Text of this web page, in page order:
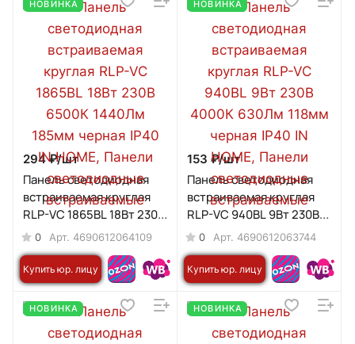
НОВИНКА
294 ₽/шт
Панель светодиодная
встраиваемая круглая
RLP-VC 1865BL 18Вт 230В
6500К 1440Лм 185мм
черная IP40 IN HOME
0 Арт. 4690612064109
Купить юр. лицу
НОВИНКА
153 ₽/шт
Панель светодиодная
встраиваемая круглая
RLP-VC 940BL 9Вт 230В
4000К 630Лм 118мм
черная IP40 IN HOME
0 Арт. 4690612063744
Купить юр. лицу
НОВИНКА НОВИНКА